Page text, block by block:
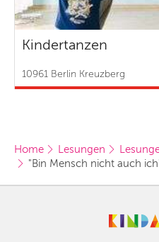
Kindertanzen
10961 Berlin Kreuzberg
Home Lesungen
"Bin Mensch nicht auch